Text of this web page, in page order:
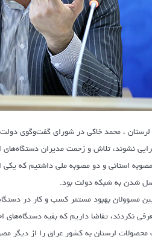
لرستان ، محمد خاکی در شورای گفت‌وگوی
نشوند، تلاش و زحمت مدیران دستگاه‌های
استانی و دو مصوبه ملی داشتیم که یکی
شدن به شبکه دولت بود.
مسوولان بهبود مستمر کسب و کار در
نکردند، تقاضا داریم که بقیه دستگاه‌های
لرستان به کشور عراق را از دیگر